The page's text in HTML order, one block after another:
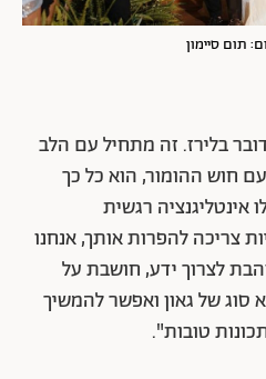
תום סיימון
בלירז. זה מתחיל עם הלב
חוש ההומור, הוא כל כך
אינטליגנציה רגשית
צריכה להפרות אותך, אנחנו
לצרוך ידע, חושבת על
סוג של גאון ואפשר להמשיך
טובות".